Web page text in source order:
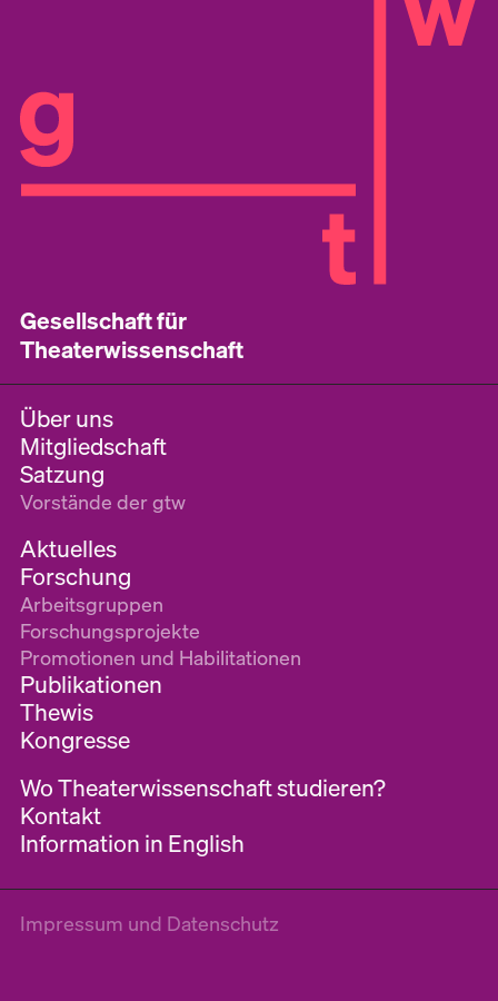
Gesellschaft für
Theaterwissenschaft
Über uns
Mitgliedschaft
Satzung
Vorstände der gtw
Aktuelles
Forschung
Arbeitsgruppen
Forschungsprojekte
Promotionen und Habilitationen
Publikationen
Thewis
Kongresse
Wo Theaterwissenschaft studieren?
Kontakt
Information in English
Impressum und Datenschutz